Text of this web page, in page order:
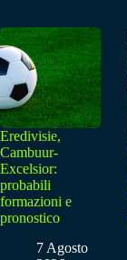
Eredivisie,
Cambuur-
Excelsior:
probabili
formazioni e
pronostico
7 Agosto